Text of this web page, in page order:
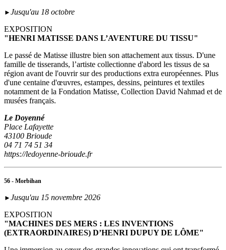
► Jusqu'au 18 octobre
EXPOSITION
"HENRI MATISSE DANS L’AVENTURE DU TISSU"
Le passé de Matisse illustre bien son attachement aux tissus. D'une
famille de tisserands, l’artiste collectionne d'abord les tissus de sa
région avant de l'ouvrir sur des productions extra européennes. Plus
d'une centaine d'œuvres, estampes, dessins, peintures et textiles
notamment de la Fondation Matisse, Collection David Nahmad et de
musées français.
Le Doyenné
Place Lafayette
43100 Brioude
04 71 74 51 34
https://ledoyenne-brioude.fr
56 - Morbihan
► Jusqu'au 15 novembre 2026
EXPOSITION
"MACHINES DES MERS : LES INVENTIONS
(EXTRAORDINAIRES) D’HENRI DUPUY DE LÔME"